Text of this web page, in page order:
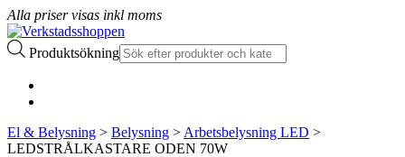
Alla priser visas inkl moms
Produktsökning
El & Belysning > Belysning > Arbetsbelysning LED >
LEDSTRÅLKASTARE ODEN 70W